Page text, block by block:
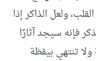
ولعل الذاكر إذا
فإنه سيجد آثارًا
ولا تنتهي بيقظة